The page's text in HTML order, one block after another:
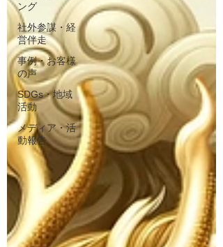
ング
社外参謀・経
営伴走
事例・お客様
の声
SDGs・地域
活動
メディア・活
動報告